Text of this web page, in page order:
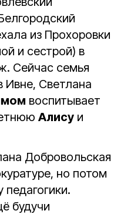
из Прохоровки
и сестрой) в
Сейчас семья
Ивне, Светлана
воспитывает
Алису и
Добровольская
но потом
будучи